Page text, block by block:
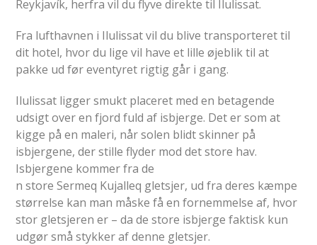
Reykjavík, herfra vil du flyve direkte til Ilulissat.
Fra lufthavnen i Ilulissat vil du blive transporteret til
dit hotel, hvor du lige vil have et lille øjeblik til at
pakke ud før eventyret rigtig går i gang.
Ilulissat ligger smukt placeret med en betagende
udsigt over en fjord fuld af isbjerge. Det er som at
kigge på en maleri, når solen blidt skinner på
isbjergene, der stille flyder mod det store hav.
Isbjergene kommer fra de
n store Sermeq Kujalleq gletsjer, ud fra deres kæmpe
størrelse kan man måske få en fornemmelse af, hvor
stor gletsjeren er – da de store isbjerge faktisk kun
udgør små stykker af denne gletsjer.